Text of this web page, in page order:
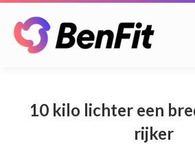
10 kilo lichter een
rijker